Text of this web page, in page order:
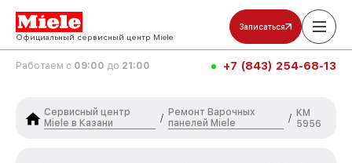
Официальный сервисный центр Miele
Записаться
Работаем с 09:00 до 21:00 +7 (843) 254-68-13
Сервисный центр
Miele в Казани
/
Ремонт Варочных
панелей Miele
/ KM
5956